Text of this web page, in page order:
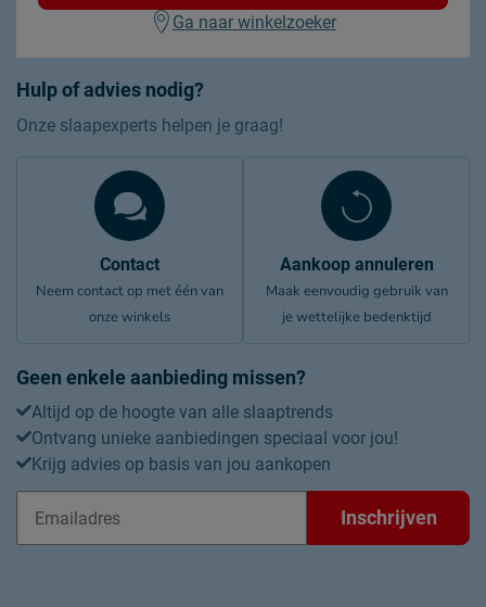
Hulp of advies nodig?
Onze slaapexperts helpen je graag!
Contact
Neem contact op met één van
onze winkels
Aankoop annuleren
Maak eenvoudig gebruik van
je wettelijke bedenktijd
Geen enkele aanbieding missen?
Altijd op de hoogte van alle slaaptrends
Ontvang unieke aanbiedingen speciaal voor jou!
Krijg advies op basis van jou aankopen
Inschrijven
Ga naar winkelzoeker